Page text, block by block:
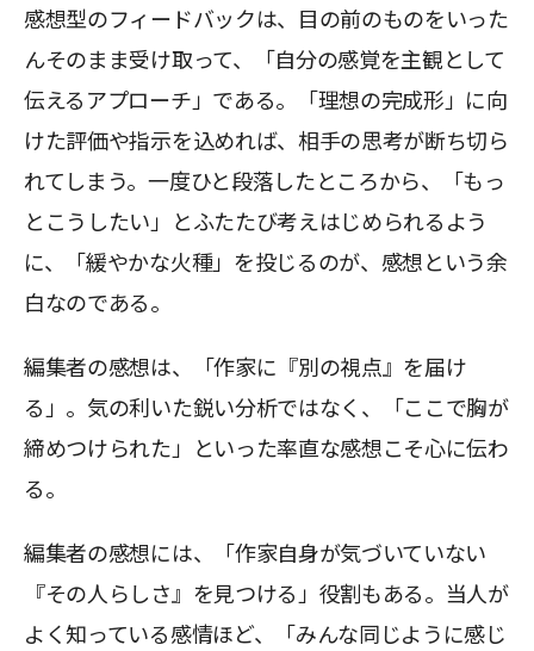
感想型のフィードバックは、目の前のものをいった
んそのまま受け取って、「自分の感覚を主観として
伝えるアプローチ」である。「理想の完成形」に向
けた評価や指示を込めれば、相手の思考が断ち切ら
れてしまう。一度ひと段落したところから、「もっ
とこうしたい」とふたたび考えはじめられるよう
に、「緩やかな火種」を投じるのが、感想という余
白なのである。
編集者の感想は、「作家に『別の視点』を届け
る」。気の利いた鋭い分析ではなく、「ここで胸が
締めつけられた」といった率直な感想こそ心に伝わ
る。
編集者の感想には、「作家自身が気づいていない
『その人らしさ』を見つける」役割もある。当人が
よく知っている感情ほど、「みんな同じように感じ